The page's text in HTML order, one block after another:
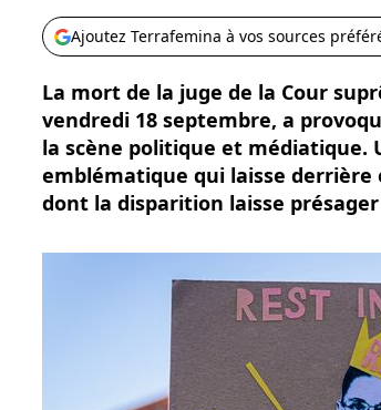
Ajoutez Terrafemina à vos sources
La mort de la juge de la Cour
vendredi 18 septembre, a
la scène politique et médiatique.
emblématique qui laisse derrière
dont la disparition laisse